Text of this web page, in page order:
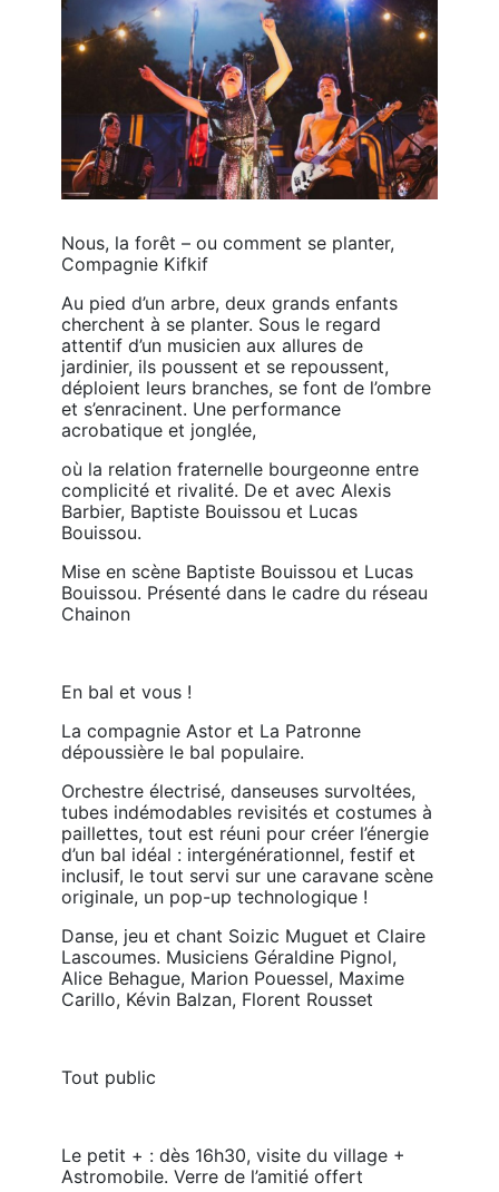
Nous, la forêt – ou comment se planter,
Compagnie Kifkif
Au pied d’un arbre, deux grands enfants
cherchent à se planter. Sous le regard
attentif d’un musicien aux allures de
jardinier, ils poussent et se repoussent,
déploient leurs branches, se font de l’ombre
et s’enracinent. Une performance
acrobatique et jonglée,
où la relation fraternelle bourgeonne entre
complicité et rivalité. De et avec Alexis
Barbier, Baptiste Bouissou et Lucas
Bouissou.
Mise en scène Baptiste Bouissou et Lucas
Bouissou. Présenté dans le cadre du réseau
Chainon
En bal et vous !
La compagnie Astor et La Patronne
dépoussière le bal populaire.
Orchestre électrisé, danseuses survoltées,
tubes indémodables revisités et costumes à
paillettes, tout est réuni pour créer l’énergie
d’un bal idéal : intergénérationnel, festif et
inclusif, le tout servi sur une caravane scène
originale, un pop-up technologique !
Danse, jeu et chant Soizic Muguet et Claire
Lascoumes. Musiciens Géraldine Pignol,
Alice Behague, Marion Pouessel, Maxime
Carillo, Kévin Balzan, Florent Rousset
Tout public
Le petit + : dès 16h30, visite du village +
Astromobile. Verre de l’amitié offert